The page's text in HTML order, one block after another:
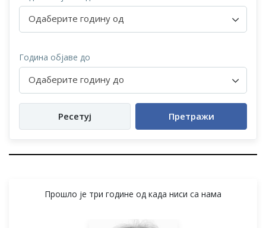
Одаберите годину од
Година објаве до
Одаберите годину до
Ресетуј Претражи
Прошло је три године од када ниси са нама